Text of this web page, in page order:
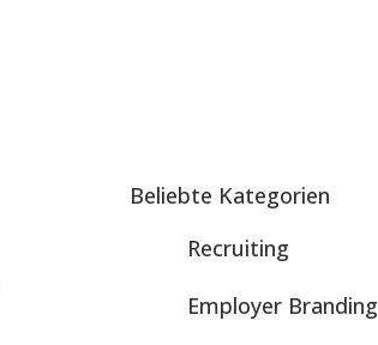
Beliebte Kategorien
Recruiting
Employer Branding